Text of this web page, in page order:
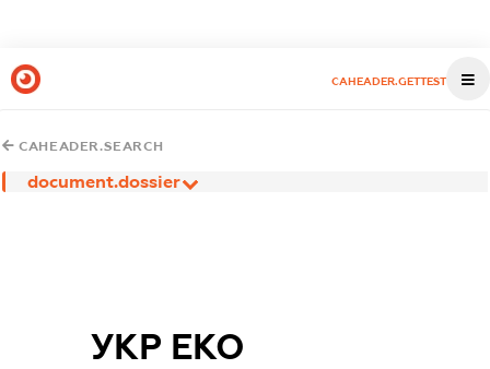
CAHEADER.GETTEST
CAHEADER.SEARCH
document.dossier
УКР ЕКО